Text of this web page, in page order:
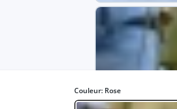
Couleur: Rose